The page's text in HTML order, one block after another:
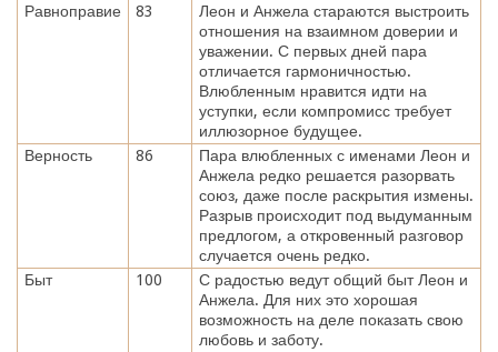
Равноправие 83
Леон и Анжела стараются выстроить
отношения на взаимном доверии и
уважении. С первых дней пара
отличается гармоничностью.
Влюбленным нравится идти на
уступки, если компромисс требует
иллюзорное будущее.
Верность
86
Пара влюбленных с именами Леон и
Анжела редко решается разорвать
союз, даже после раскрытия измены.
Разрыв происходит под выдуманным
предлогом, а откровенный разговор
случается очень редко.
Быт
100
С радостью ведут общий быт Леон и
Анжела. Для них это хорошая
возможность на деле показать свою
любовь и заботу.